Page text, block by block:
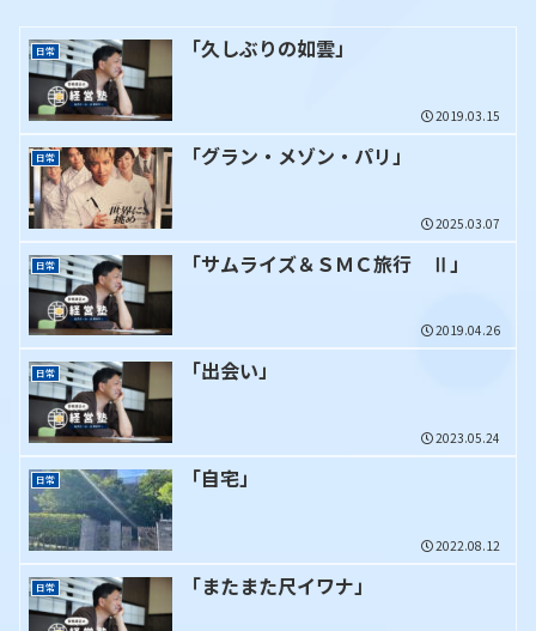
日常 「久しぶりの如雲」
2019.03.15
日常 「グラン・メゾン・パリ」
2025.03.07
日常 「サムライズ＆ＳＭＣ旅行 Ⅱ」
2019.04.26
日常 「出会い」
2023.05.24
日常 「自宅」
2022.08.12
日常 「またまた尺イワナ」